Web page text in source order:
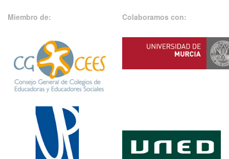
Miembro de: Colaboramos con: